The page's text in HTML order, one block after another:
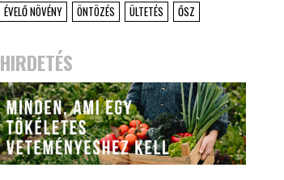
ÉVELŐ NÖVÉNY
ÖNTÖZÉS ÜLTETÉS ŐSZ
HIRDETÉS